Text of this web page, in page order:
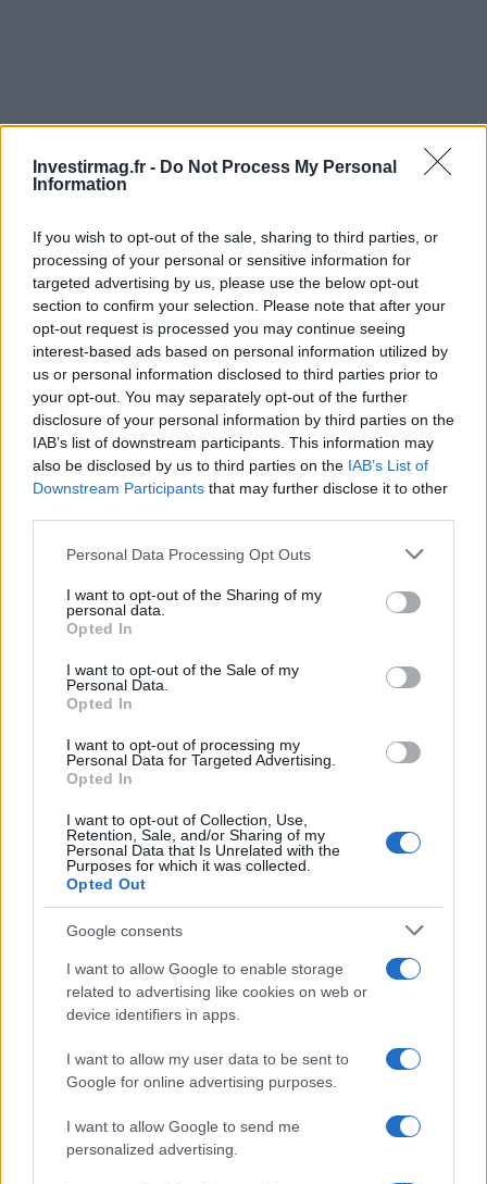
Investirmag.fr - Do Not Process My Personal
Information
If you wish to opt-out of the sale, sharing to third parties, or
processing of your personal or sensitive information for
targeted advertising by us, please use the below opt-out
section to confirm your selection. Please note that after your
opt-out request is processed you may continue seeing
interest-based ads based on personal information utilized by
us or personal information disclosed to third parties prior to
your opt-out. You may separately opt-out of the further
disclosure of your personal information by third parties on the
IAB’s list of downstream participants. This information may
also be disclosed by us to third parties on the IAB’s List of
Downstream Participants that may further disclose it to other
Please note that this website/app uses one or more Google
not limited to your visit or usage behaviour. You may click to
grant or deny consent to Google and its third-party tags to
use your data for below specified purposes in below Google
consent section.
Personal Data Processing Opt Outs
I want to opt-out of the Sharing of my
personal data.
Opted In
I want to opt-out of the Sale of my
Personal Data.
Opted In
I want to opt-out of processing my
Personal Data for Targeted Advertising.
Opted In
I want to opt-out of Collection, Use,
Retention, Sale, and/or Sharing of my
Personal Data that Is Unrelated with the
Purposes for which it was collected.
Opted Out
Google consents
I want to allow Google to enable storage
related to advertising like cookies on web or
device identifiers in apps.
I want to allow my user data to be sent to
Google for online advertising purposes.
I want to allow Google to send me
personalized advertising.
Continuez la lecture
investissement locatif rentable
Camille Durand · 9 Août 2026